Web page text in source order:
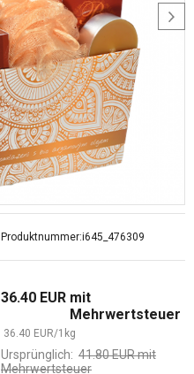
Produktnummer:i645_476309
36.40 EUR mit
Mehrwertsteuer
36.40 EUR/1 kg
Ursprünglich: 41.80EURmit
Mehrwertsteuer